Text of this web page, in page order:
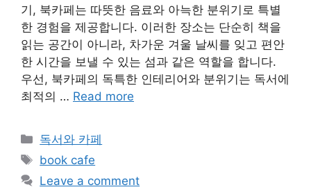
기, 북카페는 따뜻한 음료와 아늑한 분위기로 특별
한 경험을 제공합니다. 이러한 장소는 단순히 책을
읽는 공간이 아니라, 차가운 겨울 날씨를 잊고 편안
한 시간을 보낼 수 있는 섬과 같은 역할을 합니다.
우선, 북카페의 독특한 인테리어와 분위기는 독서에
최적의 … Read more
Categories
독서와 카페
Tags
book cafe
Leave a comment